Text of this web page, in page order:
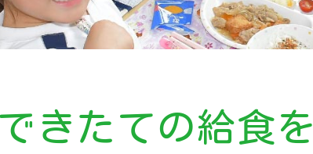
お知らせ
・ニュース
園の特色
・園の特色
できたての給食を